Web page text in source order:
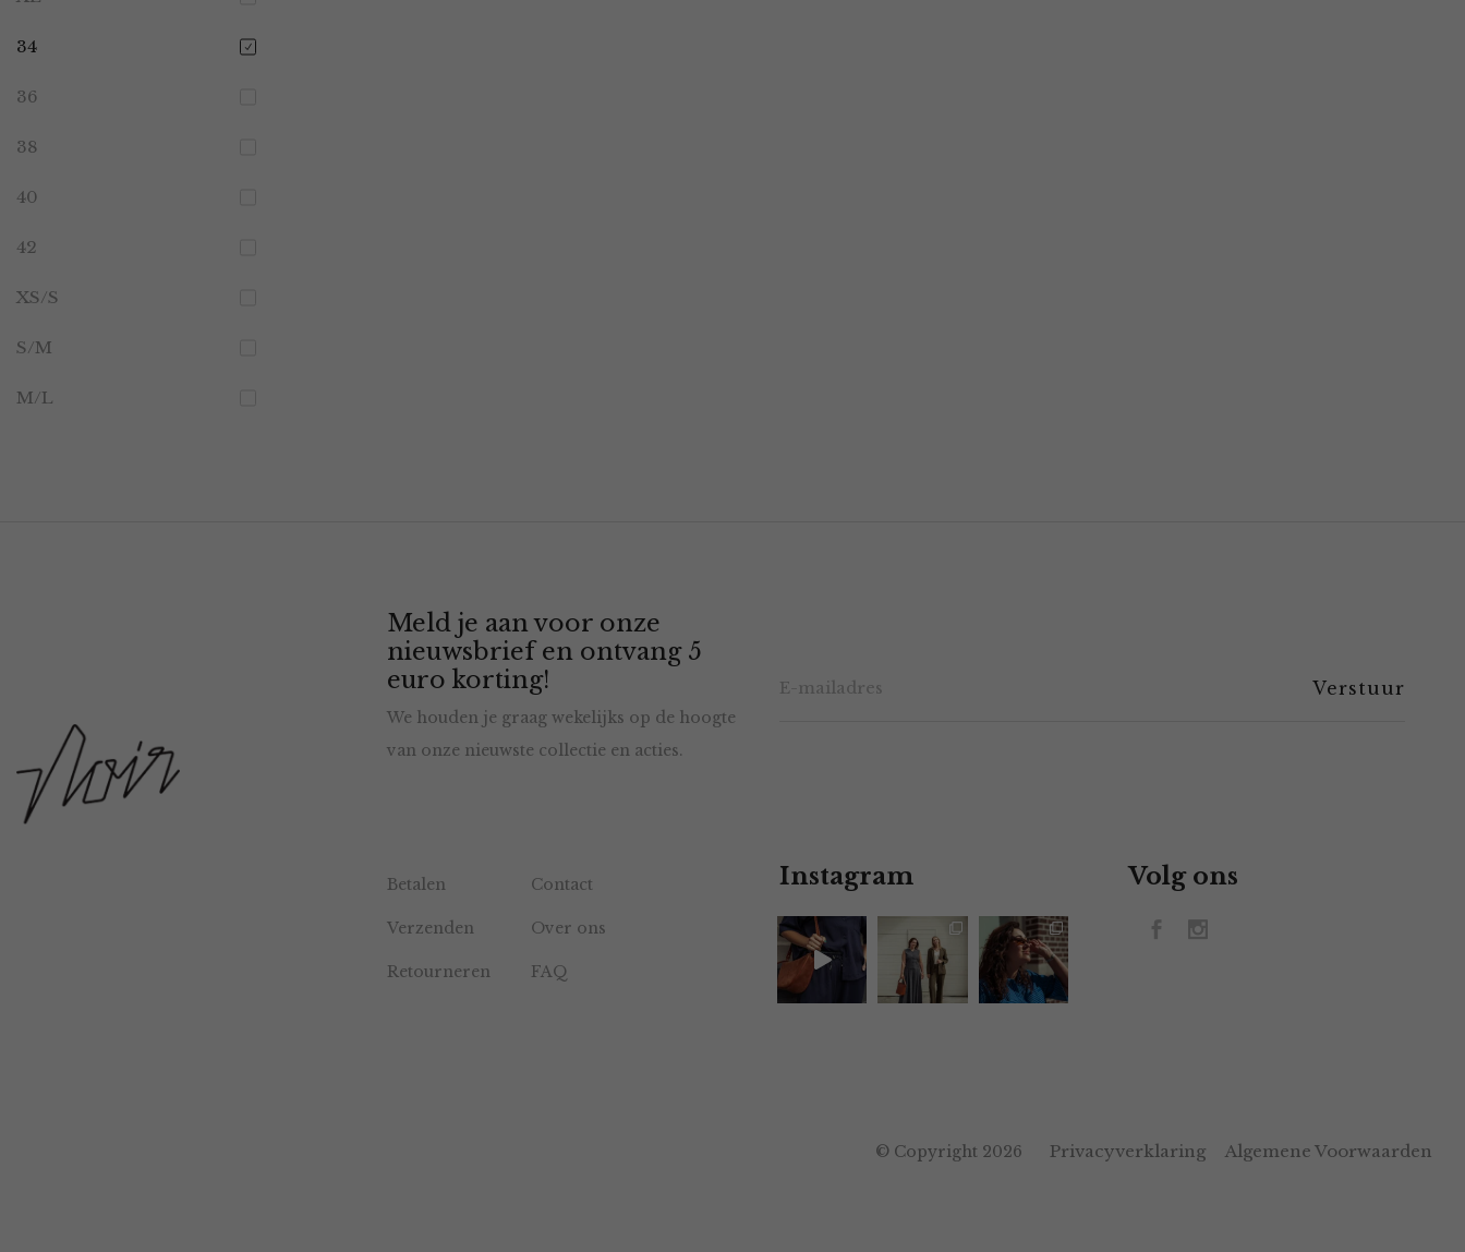
34
36
38
40
42
XS/S
S/M
M/L
Meld je aan voor onze
nieuwsbrief en ontvang 5
euro korting!
We houden je graag wekelijks op de hoogte
van onze nieuwste collectie en acties.
Betalen Contact
Verzenden Over ons
Retourneren FAQ
Instagram Volg ons
© Copyright 2026 Privacyverklaring Algemene Voorwaarden